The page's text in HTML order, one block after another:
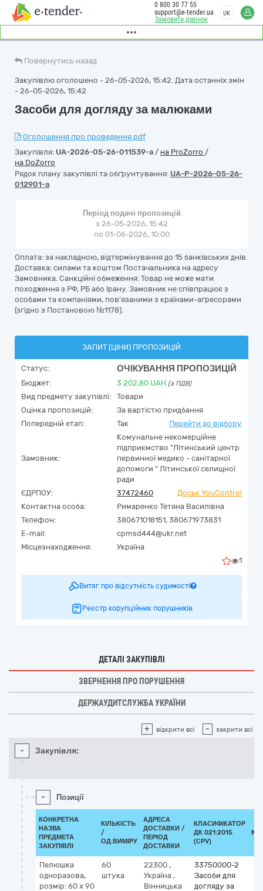
Замовити дзвінок
0 800 30 77 55
support@e-tender.ua
UK
Повернутись назад
Закупівлю оголошено - 26-05-2026, 15:42. Дата останніх змін
- 26-05-2026, 15:42
Засоби для догляду за малюками
Оголошення про проведення.pdf
Закупівля: UA-2026-05-26-011539-a / на ProZorro /
на DoZorro
Рядок плану закупівлі та обґрунтування: UA-P-2026-05-26-
012901-a
Період подачі пропозицій
з 26-05-2026, 15:42
по 01-06-2026, 10:00
Оплата: за накладною, відтермінування до 15 банківських днів.
Доставка: силами та коштом Постачальника на адресу
Замовника. Санкційні обмеження: Товар не може мати
походження з РФ, РБ або Ірану. Замовник не співпрацює з
особами та компаніями, пов'язаними з країнами-агресорами
(згідно з Постановою №1178).
ЗАПИТ (ЦІНИ) ПРОПОЗИЦІЙ
Статус: ОЧІКУВАННЯ ПРОПОЗИЦІЙ
Бюджет: 3 202,80 UAH (з ПДВ)
Вид предмету закупівлі:
Товари
Оцінка пропозицій:
За вартістю придбання
Попередній етап:
Так Перейти до відбору
Замовник:
Комунальне некомерційне
підприємство "Літинський центр
первинної медико - санітарної
допомоги " Літинської селищної
ради
ЄДРПОУ:
37472460
Досьє YouControl
Контактна особа:
Римаренко Тетяна Василівна
Телефон:
380671018151, 380671973831
E-mail:
cpmsd444@ukr.net
Місцезнаходження:
Україна
1
Витяг про відсутність судимості
Реєстр корупційних порушників
ДЕТАЛІ ЗАКУПІВЛІ
ЗВЕРНЕННЯ ПРО ПОРУШЕННЯ
ДЕРЖАУДИТСЛУЖБА УКРАЇНИ
+ відкрити всі - закрити всі
- Закупівля:
- Позиції
КОНКРЕТНА
НАЗВА
ПРЕДМЕТА
ЗАКУПІВЛІ
КІЛЬКІСТЬ
/
ОД.ВИМІРУ
АДРЕСА
ДОСТАВКИ /
ПЕРІОД
ДОСТАВКИ
КЛАСИФІКАТОР
ДК 021:2015
(CPV)
Пелюшка
одноразова,
розмір: 60 x 90
60
штука
22300 ,
Україна ,
Вінницька
33750000-2
Засоби для
догляду за